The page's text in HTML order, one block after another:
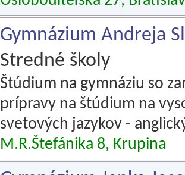
Gymnázium Andreja
Stredné školy
Štúdium na gymnáziu so
prípravy na štúdium na
svetových jazykov -
M.R.Štefánika 8, Krupina